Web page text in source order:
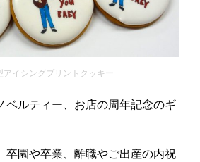
アイシングプリントクッキー
ベルティー、お店の周年記念のギ
卒園や卒業、離職やご出産の内祝